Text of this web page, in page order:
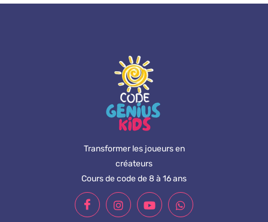
Transformer les joueurs en
créateurs
Cours de code de 8 à 16 ans